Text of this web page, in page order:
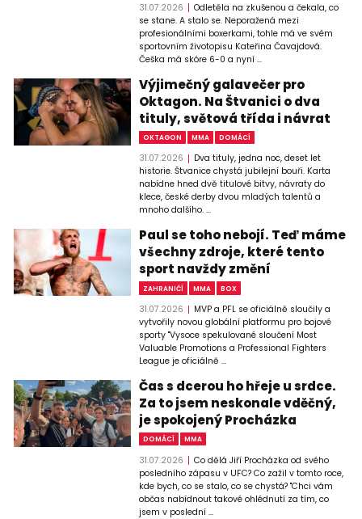
31.07.2026
Odletěla na zkušenou a čekala, co
se stane. A stalo se. Neporažená mezi
profesionálními boxerkami, tohle má ve svém
sportovním životopisu Kateřina Čavajdová.
Češka má skóre 6-0 a nyní ...
Výjimečný galavečer pro
Oktagon. Na Štvanici o dva
tituly, světová třída i návrat
OKTAGON MMA DOMÁCÍ
31.07.2026
Dva tituly, jedna noc, deset let
historie. Štvanice chystá jubilejní bouři. Karta
nabídne hned dvě titulové bitvy, návraty do
klece, české derby dvou mladých talentů a
mnoho dalšího. ...
Paul se toho nebojí. Teď máme
všechny zdroje, které tento
sport navždy změní
ZAHRANIČÍ MMA BOX
31.07.2026
MVP a PFL se oficiálně sloučily a
vytvořily novou globální platformu pro bojové
sporty "Vysoce spekulované sloučení Most
Valuable Promotions a Professional Fighters
League je oficiálně ...
Čas s dcerou ho hřeje u srdce.
Za to jsem neskonale vděčný,
je spokojený Procházka
DOMÁCÍ MMA
31.07.2026
Co dělá Jiří Procházka od svého
posledního zápasu v UFC? Co zažil v tomto roce,
kde bych, co se stalo, co se chystá? "Chci vám
občas nabídnout takové ohlédnutí za tím, co
jsem v poslední ...